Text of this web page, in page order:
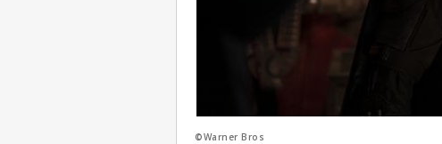
©Warner Bros